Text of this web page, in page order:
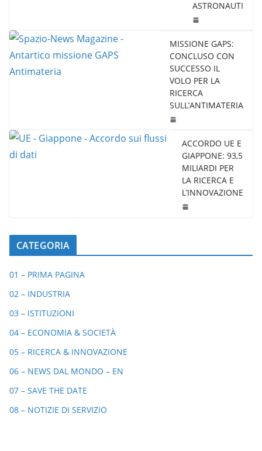
ASTRONAUTI
MISSIONE GAPS:
CONCLUSO CON
SUCCESSO IL
VOLO PER LA
RICERCA
SULL’ANTIMATERIA
ACCORDO UE E
GIAPPONE: 93,5
MILIARDI PER
LA RICERCA E
L’INNOVAZIONE
CATEGORIA
01 – PRIMA PAGINA
02 – INDUSTRIA
03 – ISTITUZIONI
04 – ECONOMIA & SOCIETÀ
05 – RICERCA & INNOVAZIONE
06 – NEWS DAL MONDO – EN
07 – SAVE THE DATE
08 – NOTIZIE DI SERVIZIO